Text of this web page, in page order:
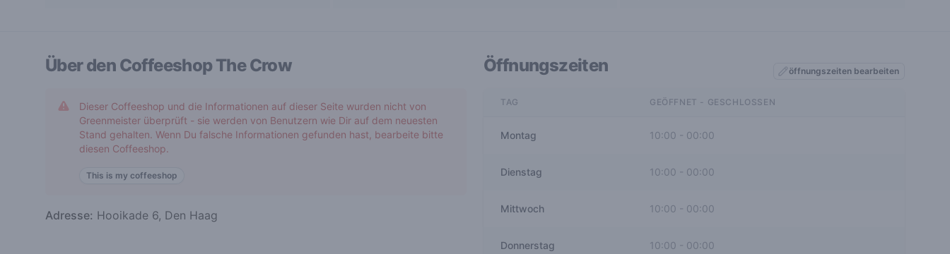
Über den CoffeeshopThe Crow
Dieser Coffeeshop und die Informationen auf dieser Seite wurden nicht von
Greenmeister überprüft - sie werden von Benutzern wie Dir auf dem neuesten
Stand gehalten. Wenn Du falsche Informationen gefunden hast, bearbeite bitte
diesen Coffeeshop.
This is my coffeeshop
Adresse: Hooikade 6, Den Haag
Öffnungszeiten öffnungszeiten bearbeiten
TAG GEÖFFNET - GESCHLOSSEN
Montag 10:00 - 00:00
Dienstag 10:00 00:00
Mittwoch 10:00 - 00:00
Donnerstag 10:00 00:00